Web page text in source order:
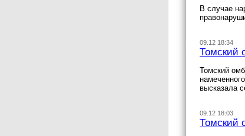
В случае
09.12 18:34
Томский
Томский
высказала
09.12 18:03
Томский